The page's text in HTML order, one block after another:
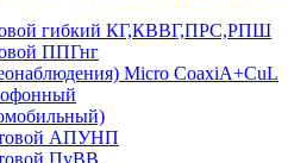
гибкий КГ,КВВГ,ПРС,РПШ
ППГнг
Micro CoaxiA+CuL
АПУНП